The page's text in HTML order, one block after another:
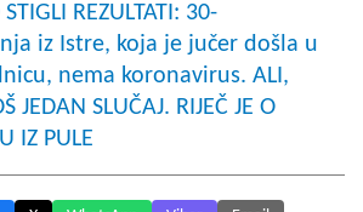
REZULTATI: 30-
iz Istre, koja je jučer došla u
nema koronavirus. ALI,
JEDAN SLUČAJ. RIJEČ JE O
IZ PULE